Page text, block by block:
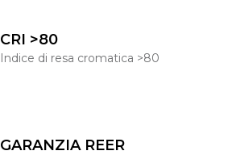
CRI >80
Indice di resa cromatica >80
GARANZIA REER